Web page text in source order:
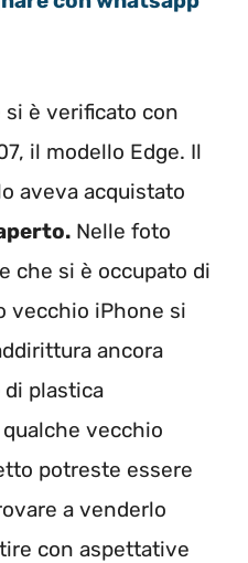
è verificato con
il modello Edge. Il
aveva acquistato
Nelle foto
che si è occupato di
vecchio iPhone si
ancora
di plastica
vecchio
potreste essere
a venderlo
con aspettative